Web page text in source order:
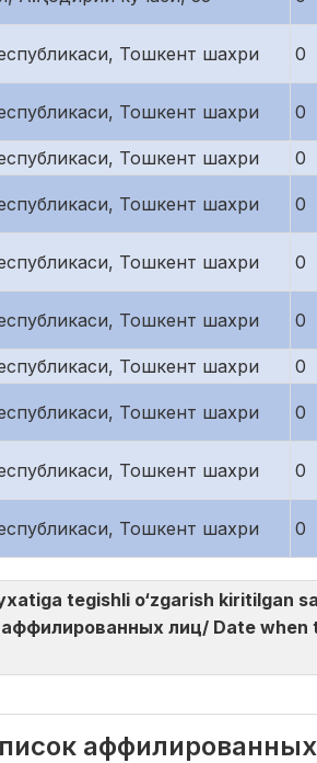
Тошкент шахри 0
Тошкент шахри 0
Тошкент шахри 0
Тошкент шахри 0
Тошкент шахри 0
Тошкент шахри 0
Тошкент шахри 0
Тошкент шахри 0
Тошкент шахри 0
Тошкент шахри 0
tegishli o‘zgarish kiritilgan
лиц/ Date